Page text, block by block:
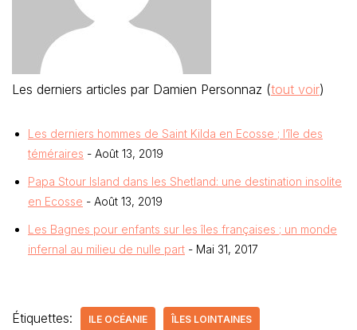
Les derniers articles par Damien Personnaz (tout voir)
Les derniers hommes de Saint Kilda en Ecosse ; l’île des
téméraires - Août 13, 2019
Papa Stour Island dans les Shetland: une destination insolite
en Ecosse - Août 13, 2019
Les Bagnes pour enfants sur les îles françaises ; un monde
infernal au milieu de nulle part - Mai 31, 2017
Étiquettes: ILE OCÉANIE ÎLES LOINTAINES